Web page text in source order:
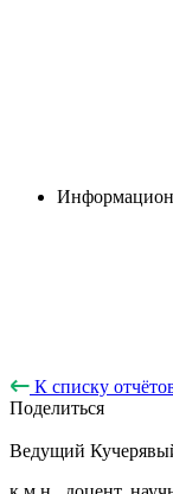
К списку
Поделиться
Ведущий